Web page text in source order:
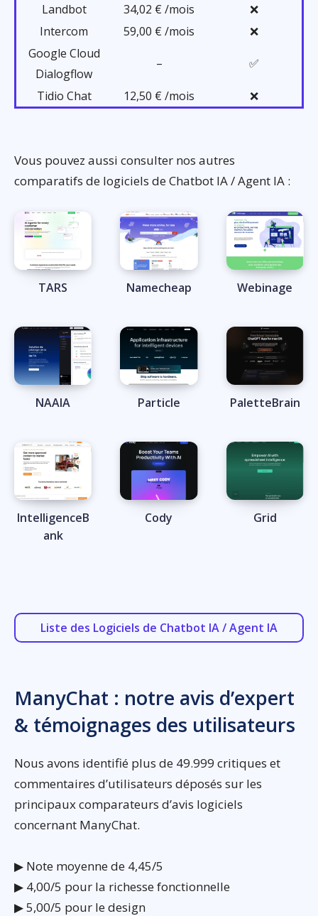
Landbot
34,02 € /mois
❌
Intercom
59,00 € /mois
❌
Google Cloud
Dialogflow
– ✅
Tidio Chat 12,50 € /mois ❌
Vous pouvez aussi consulter nos autres
comparatifs de logiciels de Chatbot IA / Agent IA :
TARS Namecheap Webinage
NAAIA Particle PaletteBrain
IntelligenceB
ank
Cody Grid
Liste des Logiciels de Chatbot IA / Agent IA
ManyChat : notre avis d’expert
& témoignages des utilisateurs
Nous avons identifié plus de 49.999 critiques et
commentaires d’utilisateurs déposés sur les
principaux comparateurs d’avis logiciels
concernant ManyChat.
▶ Note moyenne de 4,45/5
▶ 4,00/5 pour la richesse fonctionnelle
▶ 5,00/5 pour le design